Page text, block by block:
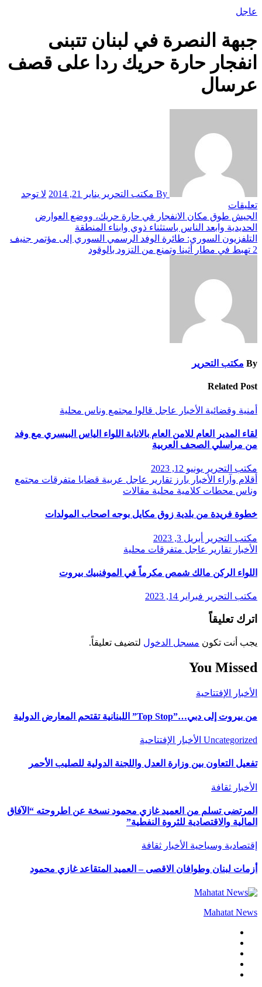
عاجل
جبهة النصرة في لبنان تتبنى
انفجار حارة حريك ردا على قصف
عرسال
يناير 21, 2014
لا توجد
تعليقات
تصفّح
المقالات
الجيش طوق مكان الانفجار في حارة حريك، ووضع العوارض
الحديدية وابعد الناس باستثناء ذوي وابناء المنطقة
التلفزيون السوري: طائرة الوفد الرسمي السوري إلى مؤتمر جنيف
2 تهبط في مطار أثينا وتمنع من التزود بالوقود
By مكتب التحرير
Related Post
أمنية وقضائية الأخبار عاجل قالوا مجتمع وناس محلية
لقاء المدير العام للامن العام بالانابة اللواء الياس البيسري مع وفد
من مراسلي الصحف العربية
مكتب التحرير يونيو 12, 2023
أقلام وآراء الأخبار بارز تقارير عاجل عربية قضايا متفرقات مجتمع
وناس محطات كلامية محلية مقالات
خطوة فريدة من بلدية زوق مكايل بوجه اصحاب المولدات
مكتب التحرير
أبريل 3, 2023
الأخبار تقارير عاجل متفرقات محلية
اللواء الركن مالك شمص مكرماً في الموفنبيك بيروت
مكتب التحرير فبراير 14, 2023
اترك تعليقاً
يجب أنت تكون مسجل الدخول لتضيف تعليقاً.
You Missed
الأخبار الإفتتاحية
من بيروت إلى دبي…”Top Stop” اللبنانية تقتحم المعارض الدولية
Uncategorized الأخبار الإفتتاحية
تفعيل التعاون بين وزارة العدل واللجنة الدولية للصليب الأحمر
الأخبار ثقافة
المرتضى تسلم من العميد غازي محمود نسخة عن اطروحته “الآفاق
المالية والاقتصادية للثروة النفطية”
إقتصادية وسياحية الأخبار ثقافة
أزمات لبنان وطوافان الاقصى – العميد المتقاعد غازي محمود
Mahatat News